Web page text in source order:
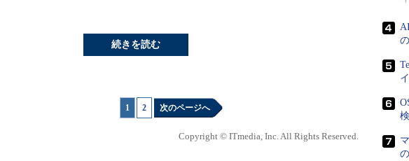
続きを読む
1 2 次のページへ
Copyright © ITmedia, Inc. All Rights Reserved.